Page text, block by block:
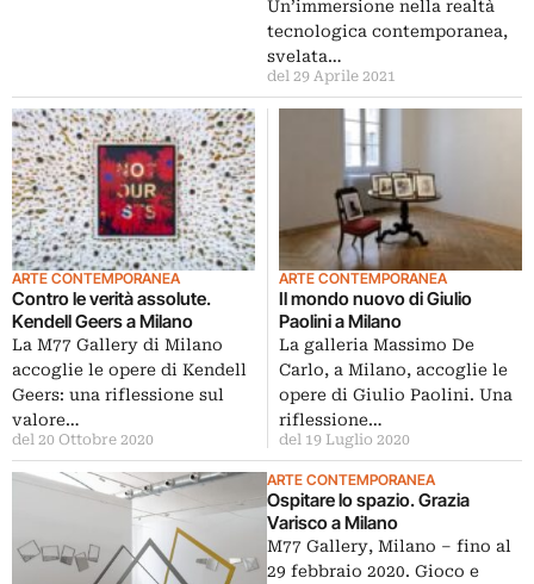
Un’immersione nella realtà
tecnologica contemporanea,
svelata…
del 29 Aprile 2021
ARTE CONTEMPORANEA
Contro le verità assolute.
Kendell Geers a Milano
La M77 Gallery di Milano
accoglie le opere di Kendell
Geers: una riflessione sul
valore…
del 20 Ottobre 2020
ARTE CONTEMPORANEA
Il mondo nuovo di Giulio
Paolini a Milano
La galleria Massimo De
Carlo, a Milano, accoglie le
opere di Giulio Paolini. Una
riflessione…
del 19 Luglio 2020
ARTE CONTEMPORANEA
Ospitare lo spazio. Grazia
Varisco a Milano
M77 Gallery, Milano – fino al
29 febbraio 2020. Gioco e